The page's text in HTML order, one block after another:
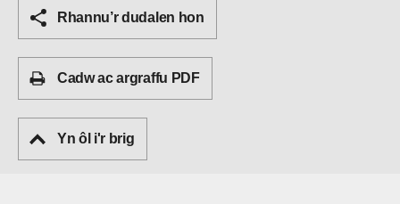
Rhannu’r dudalen hon
Cadw ac argraffu PDF
Yn ôl i'r brig